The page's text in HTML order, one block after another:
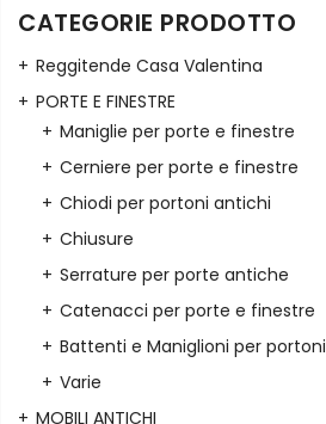
CATEGORIE PRODOTTO
Reggitende Casa Valentina
PORTE E FINESTRE
Maniglie per porte e finestre
Cerniere per porte e finestre
Chiodi per portoni antichi
Chiusure
Serrature per porte antiche
Catenacci per porte e finestre
Battenti e Maniglioni per portoni
Varie
MOBILI ANTICHI